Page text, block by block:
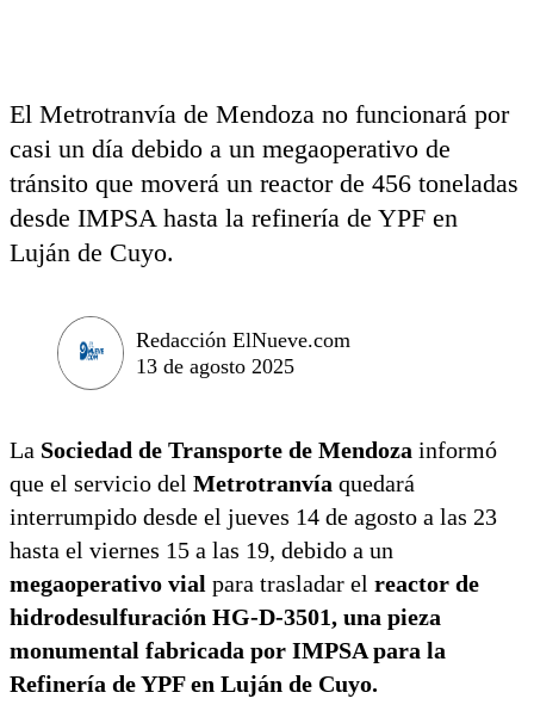
El Metrotranvía de Mendoza no funcionará por
casi un día debido a un megaoperativo de
tránsito que moverá un reactor de 456 toneladas
desde IMPSA hasta la refinería de YPF en
Luján de Cuyo.
Redacción ElNueve.com
13 de agosto 2025
La Sociedad de Transporte de Mendoza informó
que el servicio del Metrotranvía quedará
interrumpido desde el jueves 14 de agosto a las 23
hasta el viernes 15 a las 19, debido a un
megaoperativo vial para trasladar el reactor de
hidrodesulfuración HG-D-3501, una pieza
monumental fabricada por IMPSA para la
Refinería de YPF en Luján de Cuyo.